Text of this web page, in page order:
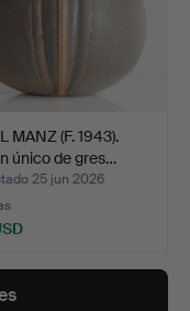
MANZ (F. 1943).
único de gres…
25 jun 2026